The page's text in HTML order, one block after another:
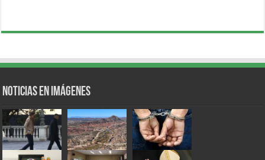
Noticias en Imágenes